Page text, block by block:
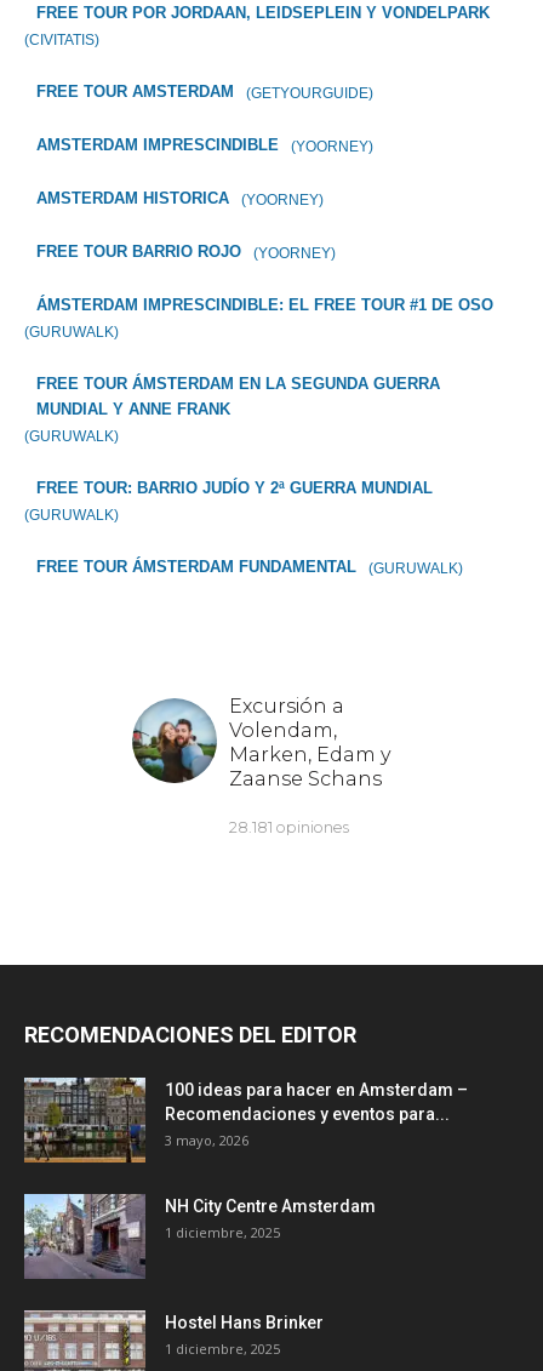
FREE TOUR POR JORDAAN, LEIDSEPLEIN Y VONDELPARK
(CIVITATIS)
FREE TOUR AMSTERDAM (GETYOURGUIDE)
AMSTERDAM IMPRESCINDIBLE (YOORNEY)
AMSTERDAM HISTORICA (YOORNEY)
FREE TOUR BARRIO ROJO (YOORNEY)
ÁMSTERDAM IMPRESCINDIBLE: EL FREE TOUR #1 DE OSO
(GURUWALK)
FREE TOUR ÁMSTERDAM EN LA SEGUNDA GUERRA
MUNDIAL Y ANNE FRANK
(GURUWALK)
FREE TOUR: BARRIO JUDÍO Y 2ª GUERRA MUNDIAL
(GURUWALK)
FREE TOUR ÁMSTERDAM FUNDAMENTAL (GURUWALK)
RECOMENDACIONES DEL EDITOR
100 ideas para hacer en Amsterdam –
Recomendaciones y eventos para...
3 mayo, 2026
NH City Centre Amsterdam
1 diciembre, 2025
Hostel Hans Brinker
1 diciembre, 2025